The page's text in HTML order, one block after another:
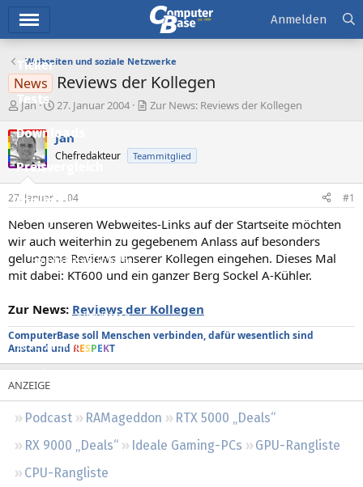
Ticker
Tests
Downloads
Preisvergleich
Forum
Aktuelles
Empfohlene Inhalte
Neueste Aktivitäten
Leserartikel
Regeln
Podcast RAMageddon
RTX 5000 „Deals“
RX 9000 „Deals“
Ideale Gaming-PCs
GPU-Rangliste
CPU-Rangliste
Anmelden
Webseiten und soziale Netzwerke
News Reviews der Kollegen
E
s
t
e
e
r
Jan
E
s
t
e
t
a
27. Januar 2004 Zur News: Reviews der Kollegen
Jan
Chefredakteur Teammitglied
27. Januar 2004 #1
Neben unseren Webweites-Links auf der Startseite möchten
wir auch weiterhin zu gegebenem Anlass auf besonders
gelungene Reviews unserer Kollegen eingehen. Dieses Mal
mit dabei: KT600 und ein ganzer Berg Sockel A-Kühler.
Zur News: Reviews der Kollegen
ComputerBase soll Menschen verbinden, dafür wesentlich sind
Anstand und RESPEKT